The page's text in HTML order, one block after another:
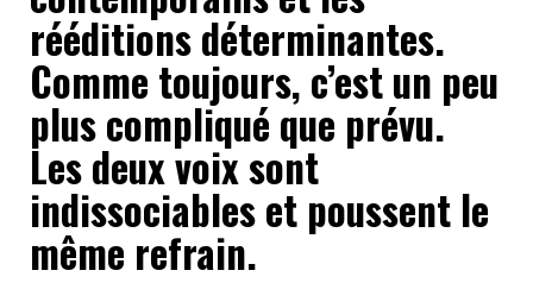
rééditions déterminantes.
Comme toujours, c’est un peu
plus compliqué que prévu.
Les deux voix sont
indissociables et poussent le
même refrain.